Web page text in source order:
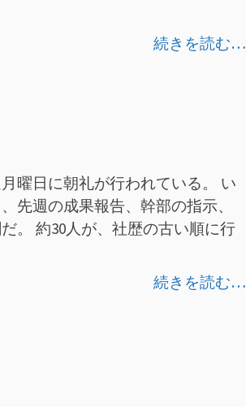
続きを読む…
曜日に朝礼が行われている。 い
先週の成果報告、幹部の指示、
。 約30人が、社歴の古い順に行
続きを読む…